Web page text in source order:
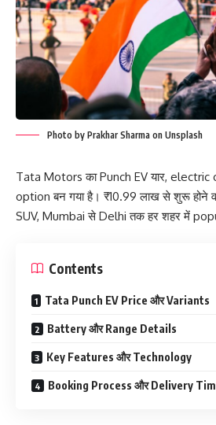
Photo by Prakhar Sharma on Unsplash
Tata Motors का Punch EV यार,
option बन गया है। ₹10.99 लाख से शुरू होने
SUV, Mumbai से Delhi तक हर शहर में
Contents
Tata Punch EV Price और Variants
Battery और Range Details
Key Features और Technology
Booking Process और Delivery